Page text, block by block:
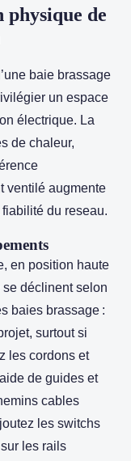
de
baie brassage
un espace
électrique. La
de chaleur,
ventilé augmente
du reseau.
en position haute
déclinent selon
baies brassage :
surtout si
les cordons et
de guides et
cables
les switchs
les rails